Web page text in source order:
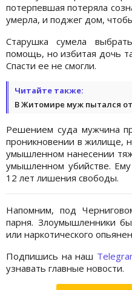
потерпевшая потеряла
умерла, и поджег дом,
Старушка сумела
помощь, но избитая дочь
Спасти ее не смогли.
Читайте также:
В Житомире муж пытался
Решением суда мужчина
проникновении в жилище,
умышленном нанесении
умышленном убийстве.
12 лет лишения свободы.
Напомним, под
парня. Злоумышленники
или наркотического
Подпишись на наш
узнавать главные новости.